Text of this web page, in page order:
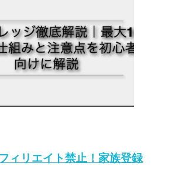
ィリエイト禁止！家族登録